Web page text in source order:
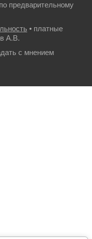
предварительному
• платные
А.В.
с мнением